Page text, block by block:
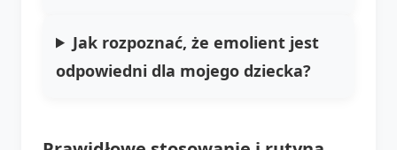
Jak rozpoznać, że emolient jest
odpowiedni dla mojego dziecka?